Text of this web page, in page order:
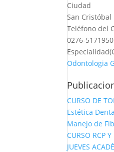
Ciudad
San Cristóbal
Teléfono del
0276-
Odontologia
CURSO DE
Estética
Manejo de
CURSO RCP
JUEVES